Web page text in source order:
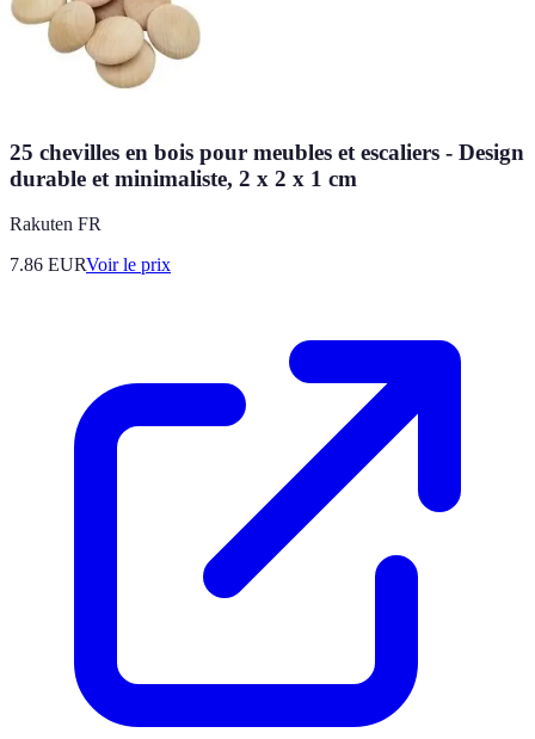
25 chevilles en bois pour meubles et escaliers - Design
durable et minimaliste, 2 x 2 x 1 cm
Rakuten FR
7.86 EURVoir le prix